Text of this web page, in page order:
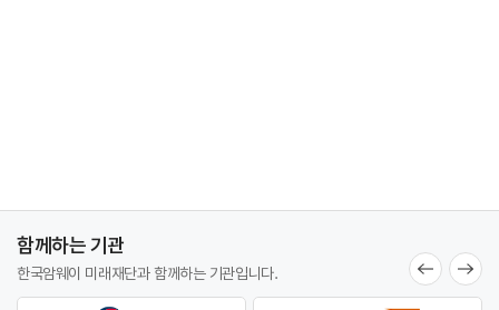
함께하는 기관
한국암웨이 미래재단과함께하는 기관입니다.